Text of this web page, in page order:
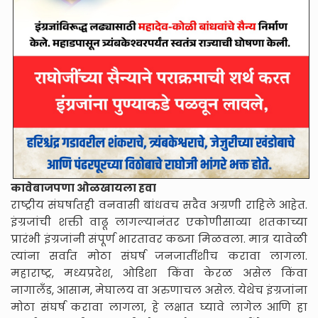
कावेबाजपणा ओळखायला हवा
राष्ट्रीय संघर्षातही वनवासी बांधवच सदैव अग्रणी राहिले आहेत.
इंग्रजांची शक्ती वाढू लागल्यानंतर एकोणीसाव्या शतकाच्या
प्रारंभी इंग्रजांनी संपूर्ण भारतावर कब्जा मिळवला. मात्र यावेळी
त्यांना सर्वात मोठा संघर्ष जनजातींशीच करावा लागला.
महाराष्ट्र, मध्यप्रदेश, ओडिशा किंवा केरळ असेल किंवा
नागालँड, आसाम, मेघालय वा अरुणाचल असेल. येथेच इंग्रजांना
मोठा संघर्ष करावा लागला, हे लक्षात घ्यावे लागेल आणि हा